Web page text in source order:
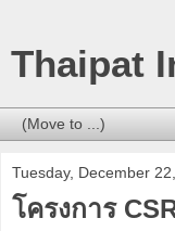
Thaipat
Tuesday, December
โครงการ